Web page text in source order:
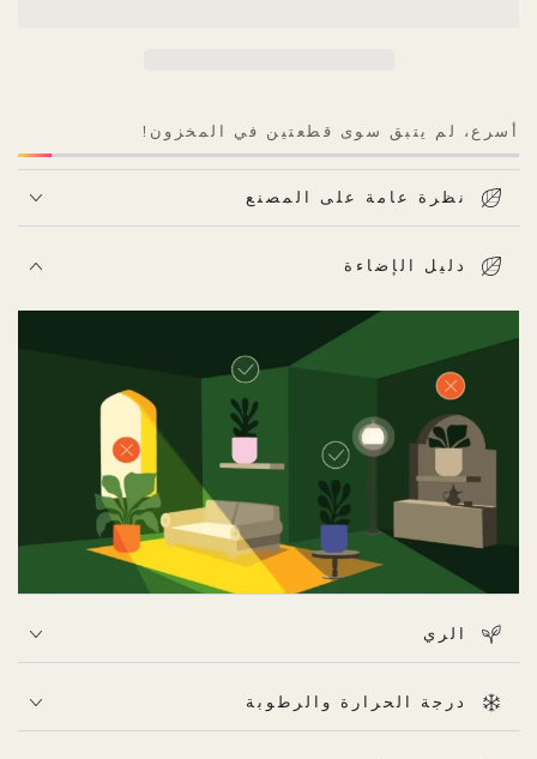
أسرع، لم يتبق سوى قطعتين في المخزون!
نظرة عامة على المصنع
دليل الإضاءة
تفضل نبتة «كالاتيا سانديريانا» الضوء غير المباشر المتوسط إلى
الساطع. في المنازل بدولة الإمارات العربية المتحدة، ضعها في
الري
درجة الحرارة والرطوبة